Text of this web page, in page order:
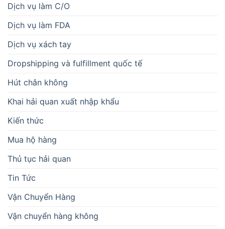
Dịch vụ làm C/O
Dịch vụ làm FDA
Dịch vụ xách tay
Dropshipping và fulfillment quốc tế
Hút chân không
Khai hải quan xuất nhập khẩu
Kiến thức
Mua hộ hàng
Thủ tục hải quan
Tin Tức
Vận Chuyển Hàng
Vận chuyển hàng không